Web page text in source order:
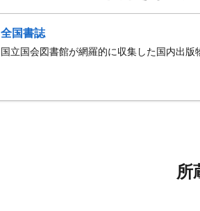
全国書誌
国立国会図書館が網羅的に収集した国内出版
所